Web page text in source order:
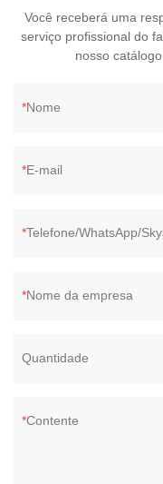
Você receberá uma
serviço profissional do
nosso
Nome
E-mail
Telefone/WhatsApp/
Nome da empresa
Quantidade
Contente